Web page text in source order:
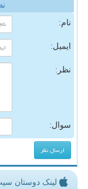
نام:
ایمیل:
نظر:
سوال:
لینک دوستان